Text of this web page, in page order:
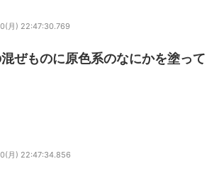
月) 22:47:30.769
ぜものに原色系のなにかを塗って
月) 22:47:34.856